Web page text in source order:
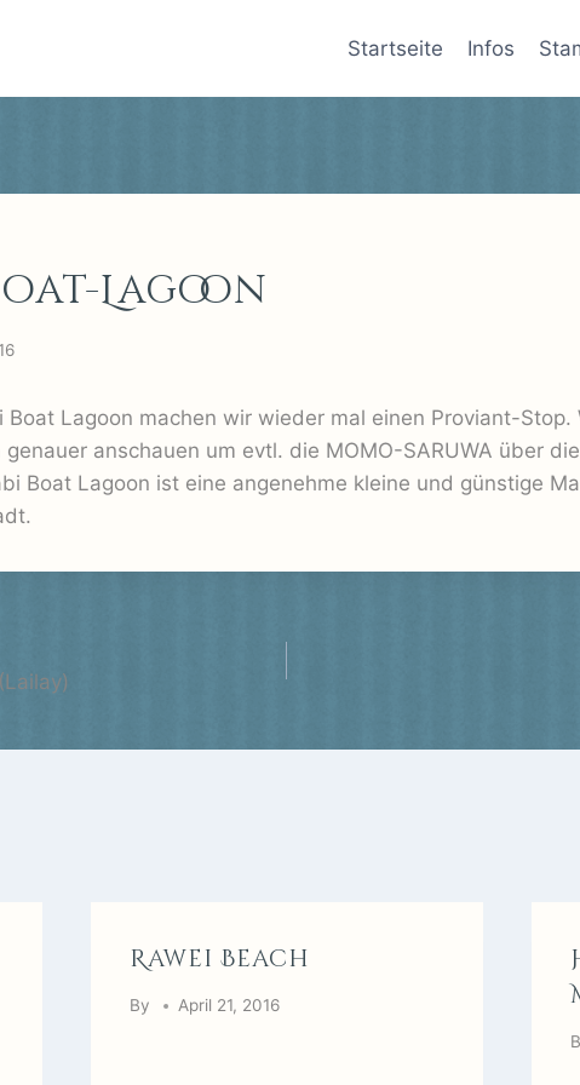
Startseite Infos
Lagoon
Boat Lagoon machen wir wieder mal einen Proviant-Stop.
anschauen um evtl. die MOMO-SARUWA über
Boat Lagoon ist eine angenehme kleine und günstige
Rawei Beach
By April 21, 2016